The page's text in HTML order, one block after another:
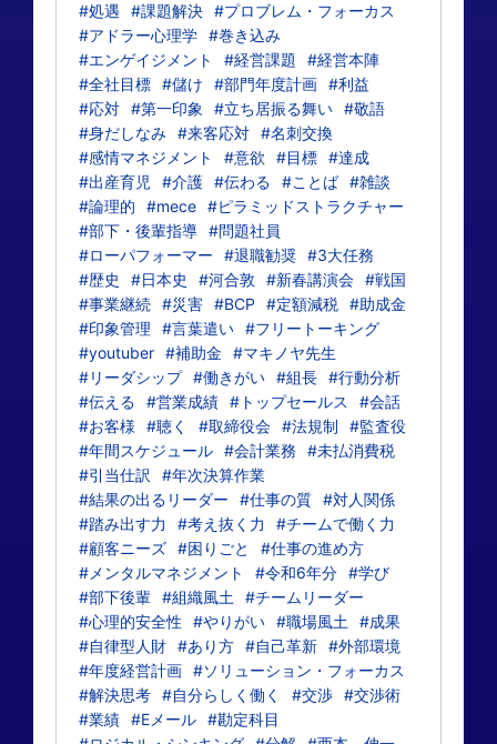
#処遇
#課題解決 #プロブレム・フォーカス
#アドラー心理学 #巻き込み
#エンゲイジメント
#経営課題
#経営本陣
#全社目標 #儲け #部門年度計画 #利益
#応対 #第一印象 #立ち居振る舞い #敬語
#身だしなみ #来客応対 #名刺交換
#感情マネジメント
#意欲 #目標 #達成
#出産育児
#介護 #伝わる #ことば #雑談
#論理的
#mece #ピラミッドストラクチャー
#部下・後輩指導 #問題社員
#ローパフォーマー
#退職勧奨 #3大任務
#歴史
#日本史 #河合敦 #新春講演会 #戦国
#事業継続 #災害 #BCP #定額減税 #助成金
#印象管理
#言葉遣い #フリートーキング
#youtuber #補助金
#マキノヤ先生
#リーダシップ #働きがい #組長 #行動分析
#伝える
#営業成績 #トップセールス
#会話
#お客様
#聴く #取締役会 #法規制
#監査役
#年間スケジュール #会計業務
#未払消費税
#引当仕訳
#年次決算作業
#結果の出るリーダー
#仕事の質 #対人関係
#踏み出す力
#考え抜く力
#チームで働く力
#顧客ニーズ #困りごと
#仕事の進め方
#メンタルマネジメント
#令和6年分 #学び
#部下後輩 #組織風土
#チームリーダー
#心理的安全性
#やりがい #職場風土
#成果
#自律型人財 #あり方 #自己革新 #外部環境
#年度経営計画 #ソリューション・フォーカス
#解決思考 #自分らしく働く #交渉 #交渉術
#業績 #Eメール #勘定科目